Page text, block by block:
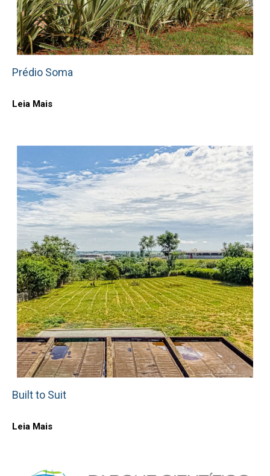
Prédio Soma
Leia Mais
Built to Suit
Leia Mais